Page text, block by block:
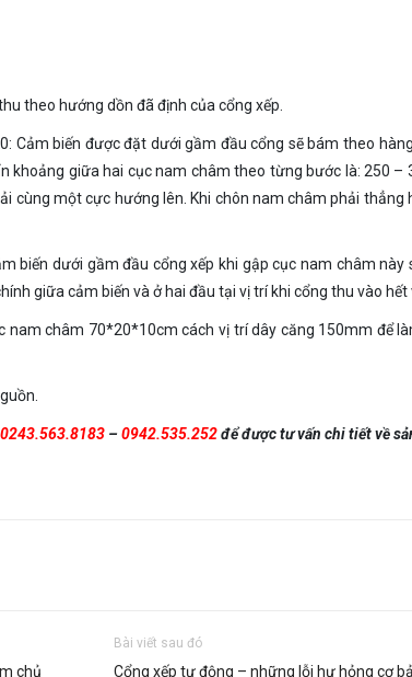
theo hướng dồn đã định của cổng xếp.
biến được đặt dưới gầm đầu cổng sẽ bám theo
khoảng giữa hai cục nam châm theo từng bước là: 250 –
cùng một cực hướng lên. Khi chôn nam châm phải thẳng
biến dưới gầm đầu cổng xếp khi gập cục nam châm này
giữa cảm biến và ở hai đầu tại vị trí khi cổng thu vào hết
châm 70*20*10cm cách vị trí dây căng 150mm để
0243.563.8183 – 0942.535.252để được tư vấn chi tiết về
chủ
Bài viết sau đó
Cổng xếp tự động – những lỗi hư hỏng cơ